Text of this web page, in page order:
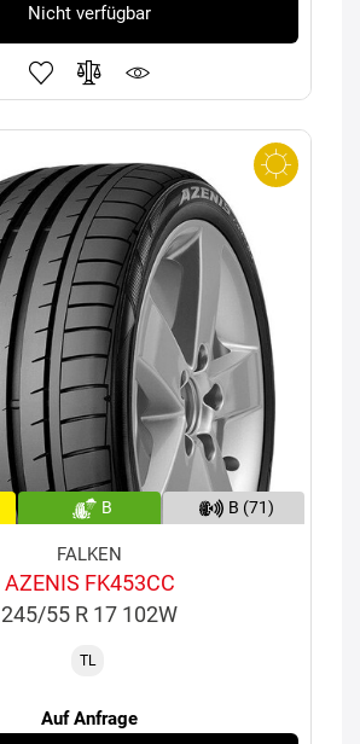
Nicht verfügbar
B B (71)
FALKEN
AZENIS FK453CC
245/55 R 17 102W
TL
Auf Anfrage